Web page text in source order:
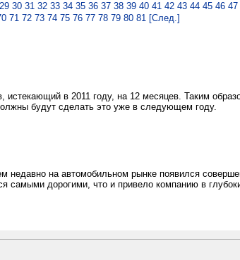
29 30 31 32 33 34 35 36 37 38 39 40 41 42 43 44 45 46 47
71 72 73 74 75 76 77 78 79 80 81 [След.]
истекающий в 2011 году, на 12 месяцев. Таким
будут сделать это уже в следующем году.
на автомобильном рынке появился
самыми дорогими, что и привело компанию в